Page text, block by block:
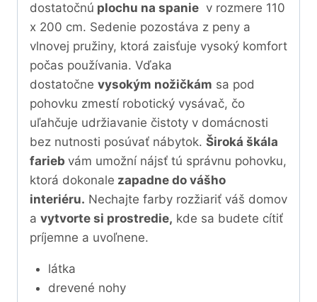
dostatočnú plochu na spanie v rozmere 110
x 200 cm. Sedenie pozostáva z peny a
vlnovej pružiny, ktorá zaisťuje vysoký komfort
počas používania. Vďaka
dostatočne vysokým nožičkám sa pod
pohovku zmestí robotický vysávač, čo
uľahčuje udržiavanie čistoty v domácnosti
bez nutnosti posúvať nábytok. Široká škála
farieb vám umožní nájsť tú správnu pohovku,
ktorá dokonale zapadne do vášho
interiéru. Nechajte farby rozžiariť váš domov
a vytvorte si prostredie, kde sa budete cítiť
príjemne a uvoľnene.
látka
drevené nohy